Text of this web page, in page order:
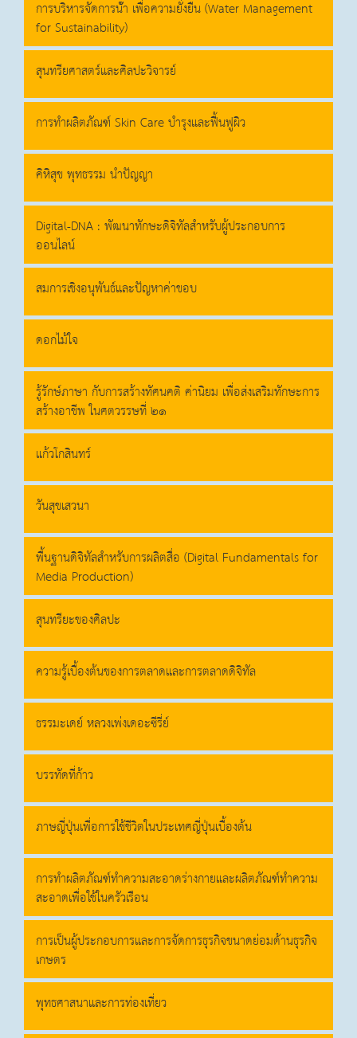
การบริหารจัดการนัำ เพื่อความยั่งยืน (Water Management
for Sustainability)
สุนทรียศาสตร์และศิลปะวิจารย์
การทำผลิตภัณฑ์ Skin Care บำรุงและฟื้นฟูผิว
คิหิสุข พุทธรรม นำปัญญา
Digital-DNA : พัฒนาทักษะดิจิทัลสำหรับผู้ประกอบการ
ออนไลน์
สมการเชิงอนุพันธ์และปัญหาค่าขอบ
ดอกไม้ใจ
รู้รักษ์ภาษา กับการสร้างทัศนคติ ค่านิยม เพื่อส่งเสริมทักษะการ
สร้างอาชีพ ในศตวรรษที่ ๒๑
แก้วโกสินทร์
วันสุขเสวนา
พื้นฐานดิจิทัลสำหรับการผลิตสื่อ (Digital Fundamentals for
Media Production)
สุนทรียะของศิลปะ
ความรู้เบื้องต้นของการตลาดและการตลาดดิจิทัล
ธรรมะเดย์ หลวงเพ่งเดอะซีรี่ย์
บรรทัดที่ก้าว
ภาษญี่ปุ่นเพื่อการใช้ชีวิตในประเทศญี่ปุ่นเบื้องต้น
การทำผลิตภัณฑ์ทำความสะอาดร่างกายและผลิตภัณฑ์ทำความ
สะอาดเพื่อใช้ในครัวเรือน
การเป็นผู้ประกอบการและการจัดการธุรกิจขนาดย่อมด้านธุรกิจ
เกษตร
พุทธศาสนาและการท่องเที่ยว